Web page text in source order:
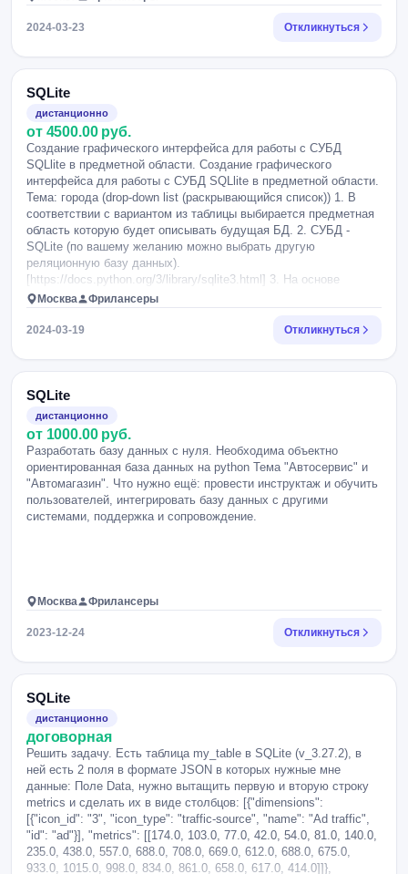
2024-03-23 Откликнуться
SQLite
дистанционно
от 4500.00 руб.
Создание графического интерфейса для работы с СУБД
SQLlite в предметной области. Создание графического
интерфейса для работы с СУБД SQLlite в предметной области.
Тема: города (drop-down list (раскрывающийся список)) 1. В
соответствии с вариантом из таблицы выбирается предметная
область которую будет описывать будущая БД. 2. СУБД -
SQLite (по вашему желанию можно выбрать другую
реляционную базу данных).
[https://docs.python.org/3/library/sqlite3.html] 3. На основе
выбранной предметной области создать 2 таблицы
объединенные по общему полю. 4. Все поля в обеих таблицах
должны иметь явно заданный тип и ограничения(на ваше
не менее 50 записей. 6. Для работы с БД необходимо создать
Kivy[https://kivy.org/] (по вашему желанию можете
использовать другой фреймворк, например wxWidgets, Tkinter,
PyQt и другие). А также иметь систему аутентификации вида
Логин-Пароль(хранение в json с хешированием паролей): 7.
Пользователь (просмотр); 8. Администратор (просмотр,
добавление, модификация, удаление). 9. Создать меню для
выполнения следующего вида запросов: 10.
Параметризированный запрос 11. Параметризованный запрос с
группировкой 12. Параметризированный сложный запрос по
Москва Фрилансеры
2024-03-19 Откликнуться
SQLite
дистанционно
от 1000.00 руб.
Разработать базу данных с нуля. Необходима объектно
ориентированная база данных на python Тема "Автосервис" и
"Автомагазин". Что нужно ещё: провести инструктаж и обучить
пользователей, интегрировать базу данных с другими
системами, поддержка и сопровождение.
Москва Фрилансеры
2023-12-24 Откликнуться
SQLite
дистанционно
договорная
Решить задачу. Есть таблица my_table в SQLite (v_3.27.2), в
ней есть 2 поля в формате JSON в которых нужные мне
данные: Поле Data, нужно вытащить первую и вторую строку
metrics и сделать их в виде столбцов: [{"dimensions":
[{"icon_id": "3", "icon_type": "traffic-source", "name": "Ad traffic",
"id": "ad"}], "metrics": [[174.0, 103.0, 77.0, 42.0, 54.0, 81.0, 140.0,
235.0, 438.0, 557.0, 688.0, 708.0, 669.0, 612.0, 688.0, 675.0,
933.0, 1015.0, 998.0, 834.0, 861.0, 658.0, 617.0, 414.0]]},